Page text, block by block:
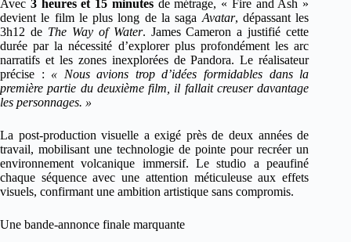
Avec 3 heures et 15 minutesde métrage, « Fire and Ash »
devient le film le plus long de la saga Avatar, dépassant les
3h12 de The Way of Water. James Cameron a justifié cette
durée par la nécessité d’explorer plus profondément les arc
narratifs et les zones inexplorées de Pandora. Le réalisateur
précise : « Nous avions trop d’idées formidables dans la
première partie du deuxième film, il fallait creuser davantage
les personnages. »
La post-production visuelle a exigé près de deux années de
travail, mobilisant une technologie de pointe pour recréer un
environnement volcanique immersif. Le studio a peaufiné
chaque séquence avec une attention méticuleuse aux effets
visuels, confirmant une ambition artistique sans compromis.
Une bande-annonce finale marquante